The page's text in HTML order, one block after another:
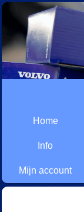
Home
Info
Mijn account